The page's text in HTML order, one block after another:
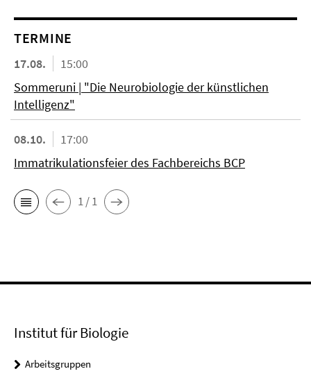
TERMINE
17.08.
15:00
Sommeruni | "Die Neurobiologie der künstlichen
Intelligenz"
08.10.
17:00
Immatrikulationsfeier des Fachbereichs BCP
1 / 1
Institut für Biologie
Arbeitsgruppen